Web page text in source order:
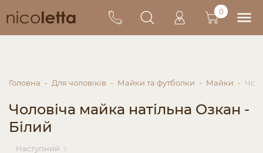
0
Головна Для чоловіків Майки та футболки Майки
Чоловіча майка натільна Озкан -
Білий
Наступний